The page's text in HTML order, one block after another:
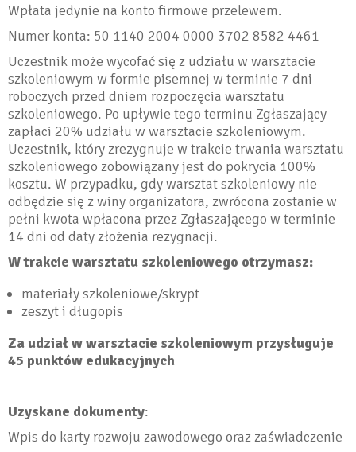
Wpłata jedynie na konto firmowe przelewem.
Numer konta: 50 1140 2004 0000 3702 8582 4461
Uczestnik może wycofać się z udziału w warsztacie
szkoleniowym w formie pisemnej w terminie 7 dni
roboczych przed dniem rozpoczęcia warsztatu
szkoleniowego. Po upływie tego terminu Zgłaszający
zapłaci 20% udziału w warsztacie szkoleniowym.
Uczestnik, który zrezygnuje w trakcie trwania warsztatu
szkoleniowego zobowiązany jest do pokrycia 100%
kosztu. W przypadku, gdy warsztat szkoleniowy nie
odbędzie się z winy organizatora, zwrócona zostanie w
pełni kwota wpłacona przez Zgłaszającego w terminie
14 dni od daty złożenia rezygnacji.
W trakcie warsztatu szkoleniowego otrzymasz:
materiały szkoleniowe/skrypt
zeszyt i długopis
Za udział w warsztacie szkoleniowym przysługuje
45 punktów edukacyjnych
Uzyskane dokumenty:
Wpis do karty rozwoju zawodowego oraz zaświadczenie